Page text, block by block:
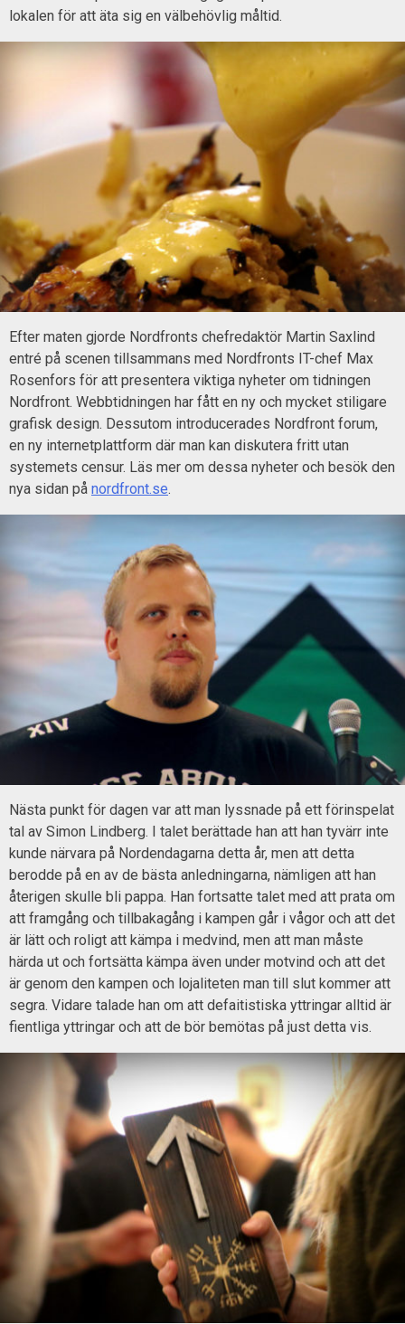
lokalen för att äta sig en välbehövlig måltid.
Efter maten gjorde Nordfronts chefredaktör Martin Saxlind
entré på scenen tillsammans med Nordfronts IT-chef Max
Rosenfors för att presentera viktiga nyheter om tidningen
Nordfront. Webbtidningen har fått en ny och mycket stiligare
grafisk design. Dessutom introducerades Nordfront forum,
en ny internetplattform där man kan diskutera fritt utan
systemets censur. Läs mer om dessa nyheter och besök den
nya sidan på nordfront.se.
Nästa punkt för dagen var att man lyssnade på ett förinspelat
tal av Simon Lindberg. I talet berättade han att han tyvärr inte
kunde närvara på Nordendagarna detta år, men att detta
berodde på en av de bästa anledningarna, nämligen att han
återigen skulle bli pappa. Han fortsatte talet med att prata om
att framgång och tillbakagång i kampen går i vågor och att det
är lätt och roligt att kämpa i medvind, men att man måste
härda ut och fortsätta kämpa även under motvind och att det
är genom den kampen och lojaliteten man till slut kommer att
segra. Vidare talade han om att defaitistiska yttringar alltid är
fientliga yttringar och att de bör bemötas på just detta vis.